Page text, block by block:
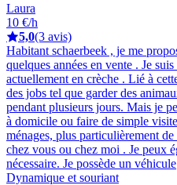
Laura
10 €/h
5,0(3 avis)
Habitant schaerbeek , je me
quelques années en vente . Je
actuellement en crèche . Lié à
des jobs tel que garder des
pendant plusieurs jours. Mais je
à domicile ou faire de simple
ménages, plus particulièrement
chez vous ou chez moi . Je peux
nécessaire. Je possède un véhicule
Dynamique et souriant